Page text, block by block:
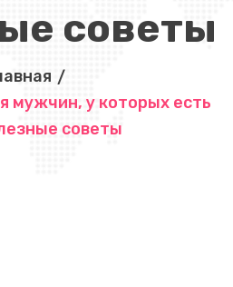
советы
мужчин, у которых есть
советы